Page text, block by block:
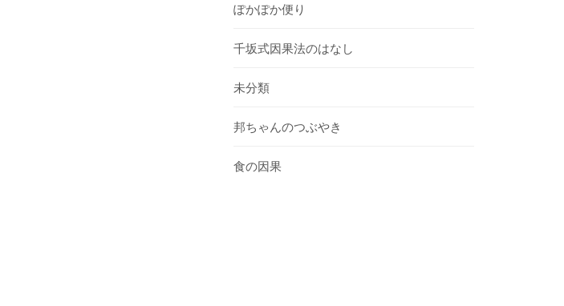
ぽかぽか便り
千坂式因果法のはなし
未分類
邦ちゃんのつぶやき
食の因果